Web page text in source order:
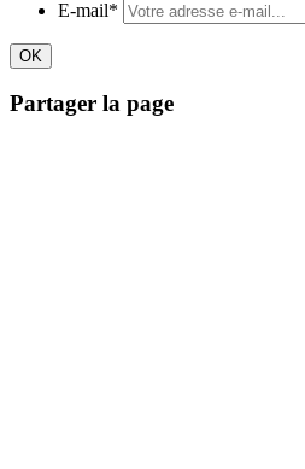
E-mail*
Partager la page